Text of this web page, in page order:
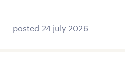
posted 24 july 2026